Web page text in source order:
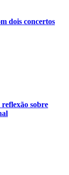
dois concertos
sobre